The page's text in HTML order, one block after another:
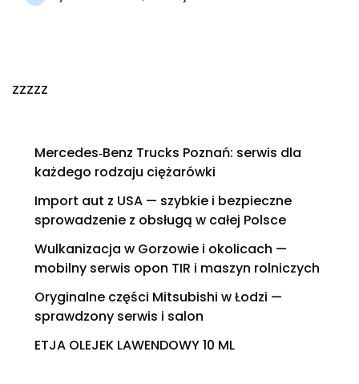
zzzzz
Mercedes‑Benz Trucks Poznań: serwis dla
każdego rodzaju ciężarówki
Import aut z USA — szybkie i bezpieczne
sprowadzenie z obsługą w całej Polsce
Wulkanizacja w Gorzowie i okolicach —
mobilny serwis opon TIR i maszyn rolniczych
Oryginalne części Mitsubishi w Łodzi —
sprawdzony serwis i salon
ETJA OLEJEK LAWENDOWY 10 ML